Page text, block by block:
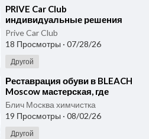
⁣PRIVE Car Club
индивидуальные решения
для авто, детейлинг, тюнинг и
сервис в Москве
Prive Car Club
18 Просмотры · 07/28/26
Другой
⁣Реставрация обуви в BLEACH
Moscow мастерская, где
любимая пара снова выглядит
достойно
Блич Москва химчистка
19 Просмотры · 08/02/26
Другой